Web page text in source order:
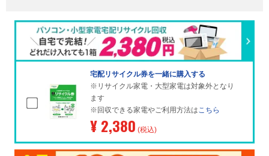
宅配リサイクル券を一緒に購入する
※リサイクル家電・大型家電は対象外となり
ます
※回収できる家電やご利用方法はこちら
¥ 2,380 (税込)